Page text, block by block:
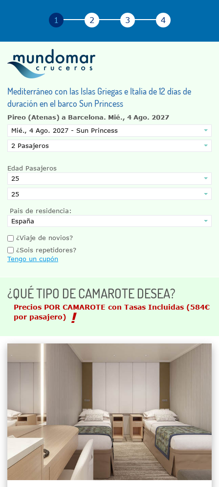
Mediterráneo con las Islas Griegas e Italia de 12 días de
duración en el barco Sun Princess
Pireo (Atenas) a Barcelona. Mié., 4 Ago. 2027
Edad Pasajeros
Pais de residencia:
¿Viaje de novios?
¿Sois repetidores?
Tengo un cupón
¿QUÉ TIPO DE CAMAROTE DESEA?
Precios POR CAMAROTE con Tasas Incluidas (584€
por pasajero)